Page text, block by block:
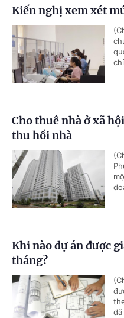
Kiến nghị xem xét
Cho thuê nhà ở xã
thu hồi nhà
Khi nào dự án được
tháng?